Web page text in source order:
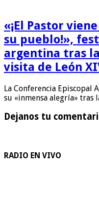
«¡El Pastor
su pueblo!»,
argentina tras
visita de León
La Conferencia Episcopal
su «inmensa alegría»
Dejanos tu
RADIO EN VIVO